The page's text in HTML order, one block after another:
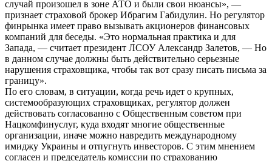
случай произошел в зоне АТО и были свои нюансы», —
признает страховой брокер Ибрагим Габидулин. Но регулятор
финрынка имеет право вызывать акционеров финансовых
компаний для беседы. «Это нормальная практика и для
Запада, — считает президент ЛСОУ Александр Залетов, — Но
в данном случае должны быть действительно серьезные
нарушения страховщика, чтобы так вот сразу писать письма за
границу».
По его словам, в ситуации, когда речь идет о крупных,
системообразующих страховщиках, регулятор должен
действовать согласованно с Общественным советом при
Нацкомфинуслуг, куда входят многие общественные
организации, иначе можно навредить международному
имиджу Украины и отпугнуть инвесторов. С этим мнением
согласен и председатель комиссии по страхованию